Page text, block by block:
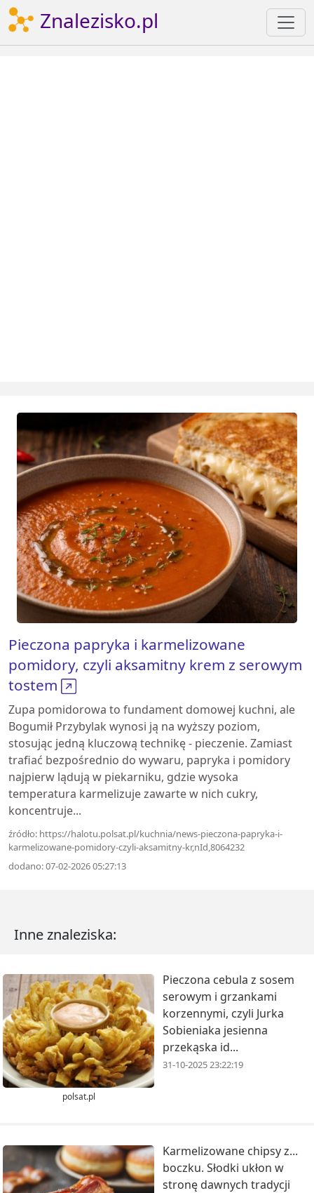
Znalezisko.pl
​Pieczona papryka i karmelizowane
pomidory, czyli aksamitny krem z serowym
tostem
Zupa pomidorowa to fundament domowej kuchni, ale
Bogumił Przybylak wynosi ją na wyższy poziom,
stosując jedną kluczową technikę - pieczenie. Zamiast
trafiać bezpośrednio do wywaru, papryka i pomidory
najpierw lądują w piekarniku, gdzie wysoka
temperatura karmelizuje zawarte w nich cukry,
koncentruje...
źródło: https://halotu.polsat.pl/kuchnia/news-pieczona-papryka-i-
karmelizowane-pomidory-czyli-aksamitny-kr,nId,8064232
dodano: 07-02-2026 05:27:13
Inne znaleziska:
polsat.pl
Pieczona cebula z sosem
serowym i grzankami
korzennymi, czyli Jurka
Sobieniaka jesienna
przekąska id...
31-10-2025 23:22:19
​Karmelizowane chipsy z...
boczku. Słodki ukłon w
stronę dawnych tradycji